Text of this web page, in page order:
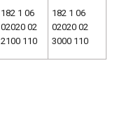
182 1 06
02020 02
2100 110
182 1 06
02020 02
3000 110